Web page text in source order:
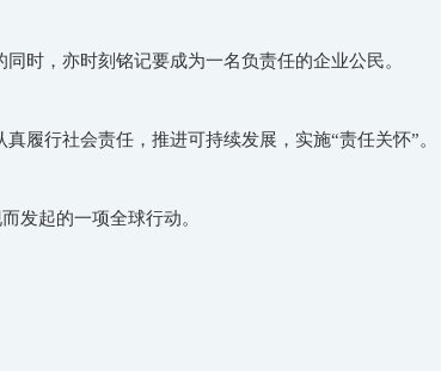
，亦时刻铭记要成为一名负责任的企业公民。
行社会责任，推进可持续发展，实施“责任关怀”。
发起的一项全球行动。